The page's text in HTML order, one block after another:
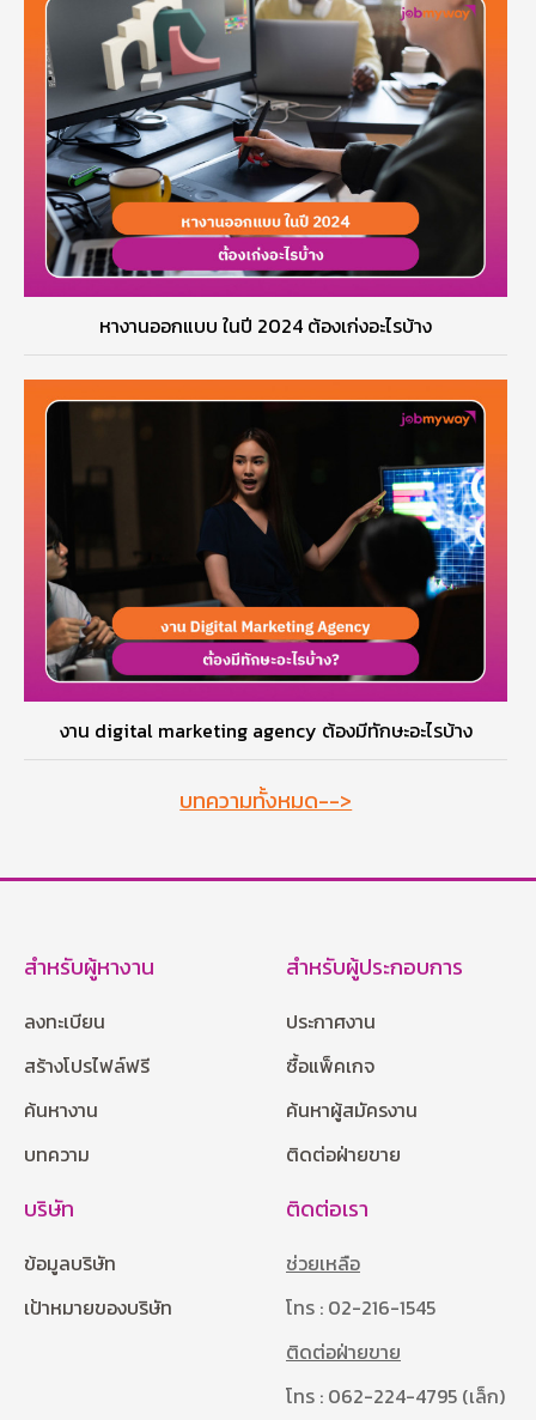
หางานออกแบบ ในปี 2024 ต้องเก่งอะไรบ้าง
งาน digital marketing agency ต้องมีทักษะอะไรบ้าง
บทความทั้งหมด-->
สำหรับผู้หางาน
ลงทะเบียน
สร้างโปรไฟล์ฟรี
ค้นหางาน
บทความ
สำหรับผู้ประกอบการ
ประกาศงาน
ซื้อแพ็คเกจ
ค้นหาผู้สมัครงาน
ติดต่อฝ่ายขาย
บริษัท
ข้อมูลบริษัท
เป้าหมายของบริษัท
ติดต่อเรา
ช่วยเหลือ
โทร : 02-216-1545
ติดต่อฝ่ายขาย
โทร : 062-224-4795 (เล็ก)